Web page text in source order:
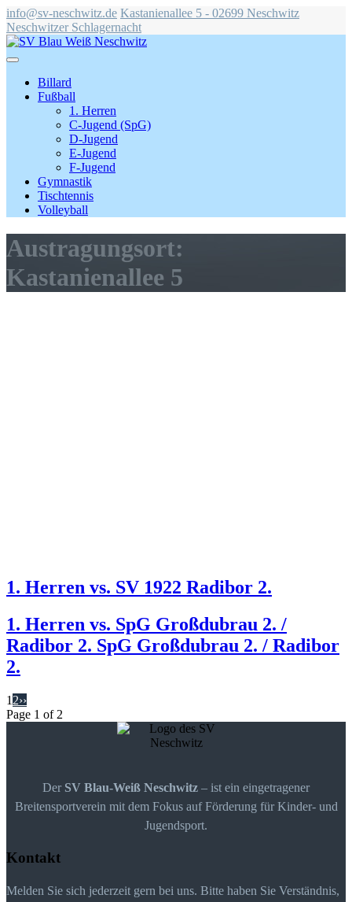
info@sv-neschwitz.de Kastanienallee 5 - 02699 Neschwitz
Neschwitzer Schlagernacht
Billard
Fußball
1. Herren
C-Jugend (SpG)
D-Jugend
E-Jugend
F-Jugend
Gymnastik
Tischtennis
Volleyball
Austragungsort:
Kastanienallee 5
1. Herren vs. SV 1922 Radibor 2.
1. Herren vs. SpG Großdubrau 2. /
Radibor 2. SpG Großdubrau 2. /​ Radibor
2.
1 2››
Page 1 of 2
Der SV Blau-Weiß Neschwitz – ist ein eingetragener
Breitensportverein mit dem Fokus auf Förderung für Kinder- und
Jugendsport.
Kontakt
Melden Sie sich jederzeit gern bei uns. Bitte haben Sie Verständnis,